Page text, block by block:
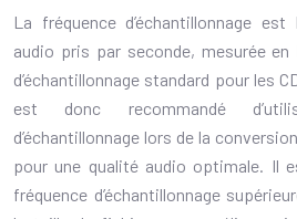
La fréquence d’échantillonnage est
audio pris par seconde, mesurée
d’échantillonnage standard pour les
est donc recommandé
d’échantillonnage lors de la
pour une qualité audio optimale. Il
fréquence d’échantillonnage